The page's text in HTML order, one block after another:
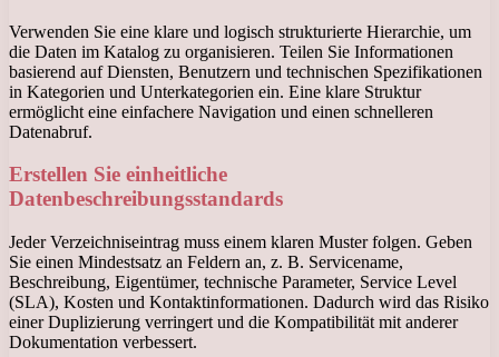
Verwenden Sie eine klare und logisch strukturierte Hierarchie, um
die Daten im Katalog zu organisieren. Teilen Sie Informationen
basierend auf Diensten, Benutzern und technischen Spezifikationen
in Kategorien und Unterkategorien ein. Eine klare Struktur
ermöglicht eine einfachere Navigation und einen schnelleren
Datenabruf.
Erstellen Sie einheitliche
Datenbeschreibungsstandards
Jeder Verzeichniseintrag muss einem klaren Muster folgen. Geben
Sie einen Mindestsatz an Feldern an, z. B. Servicename,
Beschreibung, Eigentümer, technische Parameter, Service Level
(SLA), Kosten und Kontaktinformationen. Dadurch wird das Risiko
einer Duplizierung verringert und die Kompatibilität mit anderer
Dokumentation verbessert.